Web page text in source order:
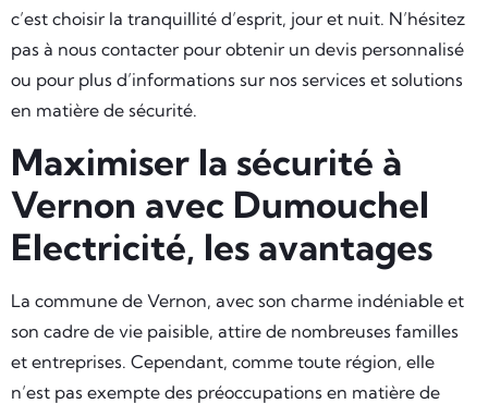
c’est choisir la tranquillité d’esprit, jour et nuit. N’hésitez
pas à nous contacter pour obtenir un devis personnalisé
ou pour plus d’informations sur nos services et solutions
en matière de sécurité.
Maximiser la sécurité à
Vernon avec Dumouchel
Electricité, les avantages
La commune de Vernon, avec son charme indéniable et
son cadre de vie paisible, attire de nombreuses familles
et entreprises. Cependant, comme toute région, elle
n’est pas exempte des préoccupations en matière de